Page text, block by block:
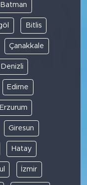
Batman
Bitlis
Çanakkale
Denizli
Edirne
Erzurum
Giresun
Hatay
İzmir